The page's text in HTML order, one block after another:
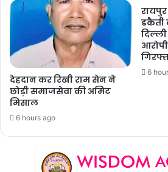
देहदान कर रिखी राम सेन ने
छोड़ी समाजसेवा की अमिट
मिसाल
6 hours ago
डकैती
6